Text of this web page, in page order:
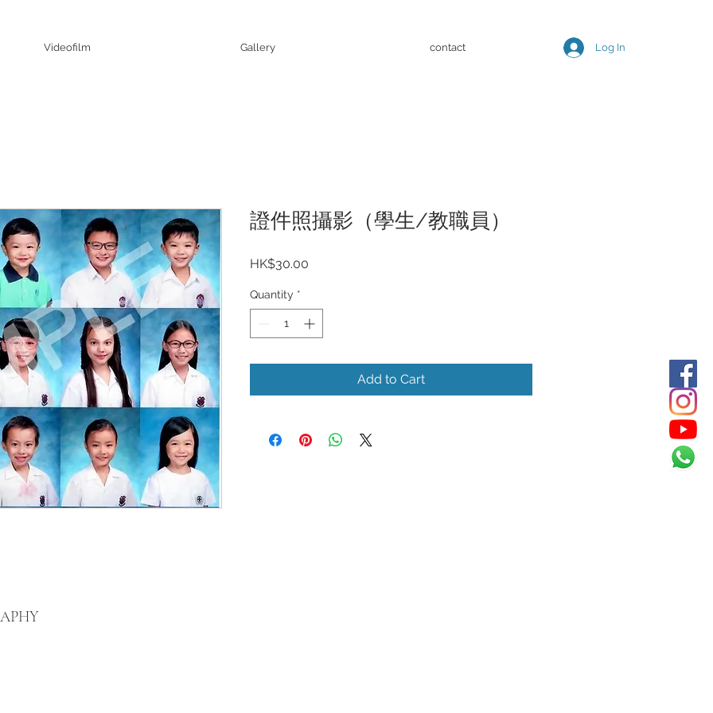
Videofilm Gallery contact Log In
證件照攝影（學生/教職員）
HK$30.00
Quantity *
Add to Cart